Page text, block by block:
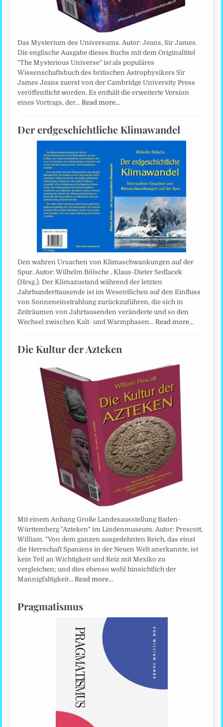
Das Mysterium des Universums. Autor: Jeans, Sir James.
Die englische Ausgabe dieses Buchs mit dem Originaltitel
"The Mysterious Universe" ist als populäres
Wissenschaftsbuch des britischen Astrophysikers Sir
James Jeans zuerst von der Cambridge University Press
veröffentlicht worden. Es enthält die erweiterte Version
eines Vortrags, der…Read more…
Der erdgeschichtliche Klimawandel
Den wahren Ursachen von Klimaschwankungen auf der
Spur. Autor: Wilhelm Bölsche , Klaus-Dieter Sedlacek
(Hrsg.). Der Klimazustand während der letzten
Jahrhunderttausende ist im Wesentlichen auf den Einfluss
von Sonneneinstrahlung zurückzuführen, die sich in
Zeiträumen von Jahrtausenden veränderte und so den
Wechsel zwischen Kalt- und Warmphasen…Read more…
Die Kultur der Azteken
Mit einem Anhang Große Landesausstellung Baden-
Württemberg "Azteken" im Lindenmuseum. Autor: Prescott,
William. "Von dem ganzen ausgedehnten Reich, das einst
die Herrschaft Spaniens in der Neuen Welt anerkannte, ist
kein Teil an Wichtigkeit und Reiz mit Mexiko zu
vergleichen; und dies ebenso wohl hinsichtlich der
Mannigfaltigkeit…Read more…
Pragmatismus